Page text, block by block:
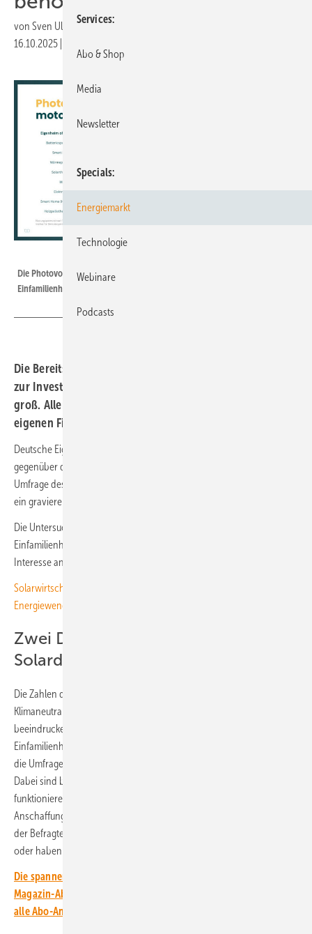
von Sven Ullrich
16.10.2025
Die Photovoltaik ist die Grundlage für die Energiewende im
Einfamilienhaus.
Die Bereitschaft der Eigentümer von Einfamilienhäusern
zur Investition in eine Solaranlage ist weiterhin stabil
groß. Allerdings wird es unter ihnen immer enger mit der
eigenen Finanzierung.
Deutsche Eigenheimbesitzer zeigen sich weiterhin aufgeschlossen
gegenüber der Installation von Solaranlagen auf ihren Dächern. Eine
Umfrage des Instituts für Demoskopie Allensbach offenbart jedoch
ein gravierendes Problem bei der Umsetzung dieser Pläne.
Die Untersuchung, für die mehr als 2.000 Besitzer von
Einfamilienhäusern befragt wurden, ergibt ein grundsätzliches
Interesse an der eigenen Solaranlage auf dem Einfamilienhausdach.
Solarwirtschaft und Bürgerenergie warnen vor Ende der dezentralen
Energiewende
Zwei Drittel der Häuser könnten
Solardächer bekommen
Die Zahlen der Allensbach-Studie, die im Auftrag der Initiative
Klimaneutrales Deutschland (IKND) durchgeführt wurde, sind
beeindruckend. Bis 2029 könnten 65 Prozent aller deutschen
Einfamilienhäuser mit Photovoltaikanlagen ausgestattet werden, wie
die Umfrage ergeben hat.
Dabei sind bereits 36 Prozent der Studienteilnehmer Besitzer einer
funktionierenden Solaranlage. Weitere 29 Prozent haben konkrete
Anschaffungspläne bis zum Jahr 2029 gefasst. Lediglich 35 Prozent
der Befragten stehen der Solartechnik noch skeptisch gegenüber
oder haben bislang keine entsprechenden Überlegungen angestellt.
Die spannendsten Artikel, Grafiken und Dossiers erhalten unsere
Magazin-Abonnent:innen. Sie haben noch kein Abo? Jetzt über
alle Abo-Angebote informieren und Wissensvorsprung sichern.
Services
Abo & Shop
Media
Newsletter
Specials
Energiemarkt
Technologie
Webinare
Podcasts